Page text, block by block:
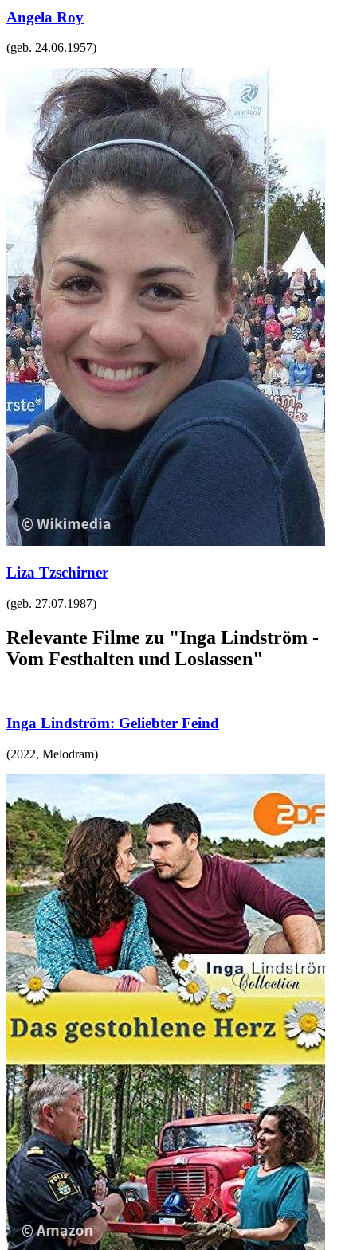
Angela Roy
(geb. 24.06.1957)
Liza Tzschirner
(geb. 27.07.1987)
Relevante Filme zu "Inga Lindström -
Vom Festhalten und Loslassen"
Inga Lindström: Geliebter Feind
(2022, Melodram)